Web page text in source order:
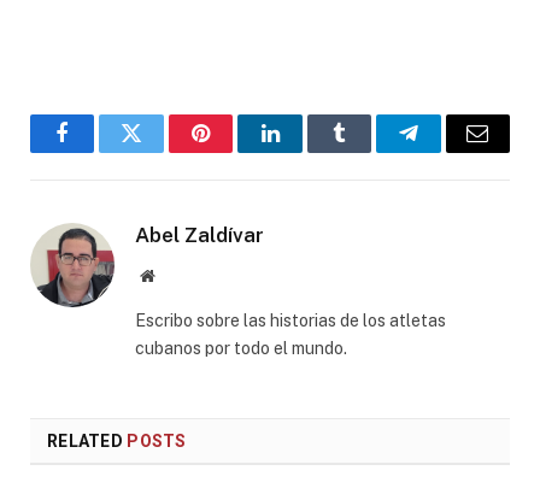
FacebookTwitter PinterestLinkedInTumblr TelegramEmail
Abel Zaldívar
Website
Escribo sobre las historias de los atletas
cubanos por todo el mundo.
RELATED POSTS